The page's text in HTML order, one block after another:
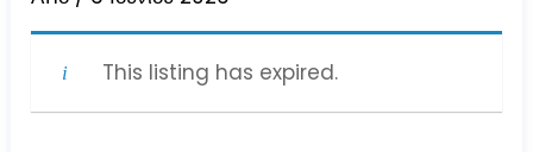
This listing has expired.